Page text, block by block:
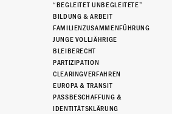
“BEGLEITET UNBEGLEITETE”
BILDUNG & ARBEIT
FAMILIENZUSAMMENFÜHRUNG
JUNGE VOLLJÄHRIGE
BLEIBERECHT
PARTIZIPATION
CLEARINGVERFAHREN
EUROPA & TRANSIT
PASSBESCHAFFUNG &
IDENTITÄTSKLÄRUNG